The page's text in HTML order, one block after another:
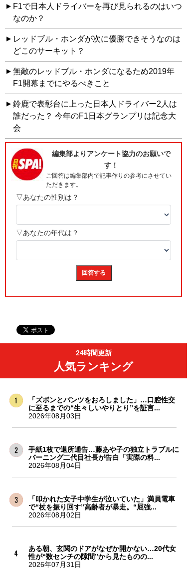
F1で日本人ドライバーを再び見られるのはいつ
なのか？
レッドブル・ホンダが次に優勝できそうなのは
どこのサーキット？
無敵のレッドブル・ホンダになるため2019年
F1開幕までにやるべきこと
鈴鹿で表彰台に上った日本人ドライバー2人は
誰だった？ 今年のF1日本グランプリは記念大
会
24時間更新
人気ランキング
「ズボンとパンツをおろしました」…口腔性交
に至るまでの“生々しいやりとり”を証言...
2026年08月03日
手紙1枚で退所通告…藤あや子の独立トラブルに
バーニング二代目社長が告白「実際の料...
2026年08月04日
「叩かれた女子中学生が泣いていた」満員電車
で“杖を振り回す”高齢者が暴走。“屈強...
2026年08月02日
ある朝、玄関のドアがなぜか開かない…20代女
性が“数センチの隙間”から見たものの...
2026年07月31日